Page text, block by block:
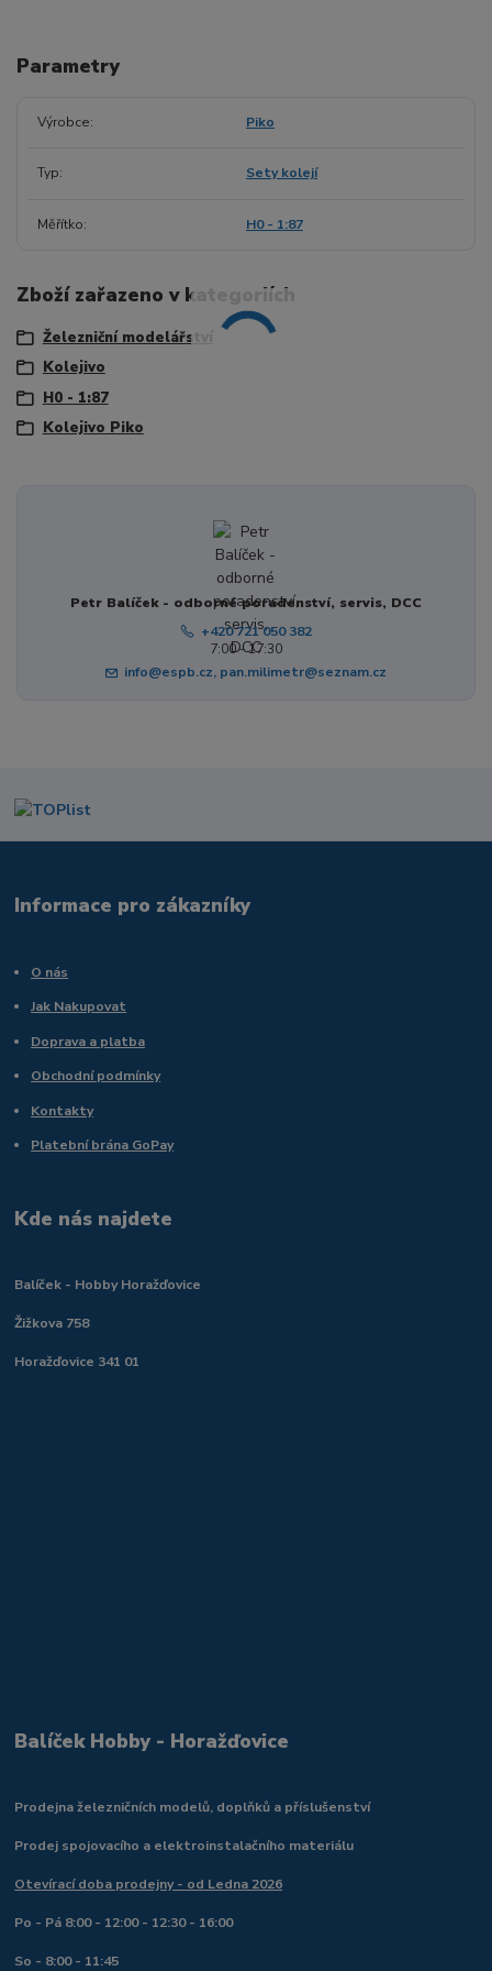
Parametry
Výrobce Piko
Typ Sety kolejí
Měřítko H0 - 1:87
Zboží zařazeno v kategoriích
Železniční modelářství
Kolejivo
H0 - 1:87
Kolejivo Piko
Petr Balíček - odborné poradenství, servis, DCC
+420 721 050 382
7:00 - 17:30
info@espb.cz, pan.milimetr@seznam.cz
Informace pro zákazníky
O nás
Jak Nakupovat
Doprava a platba
Obchodní podmínky
Kontakty
Platební brána GoPay
Kde nás najdete
Balíček - Hobby Horažďovice
Žižkova 758
Horažďovice 341 01
Balíček Hobby - Horažďovice
Prodejna železničních modelů, doplňků a příslušenství
Prodej spojovacího a elektroinstalačního materiálu
Otevírací doba prodejny - od Ledna 2026
Po - Pá 8:00 - 12:00 - 12:30 - 16:00
So - 8:00 - 11:45